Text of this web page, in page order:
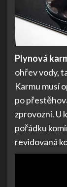
Plynová
ohřev vody,
Karmu musí
po
zprovozní. U
pořádku
revidovaná